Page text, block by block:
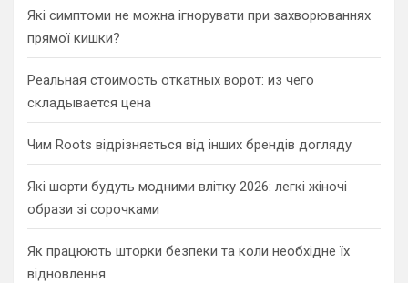
Які симптоми не можна ігнорувати при захворюваннях
прямої кишки?
Реальная стоимость откатных ворот: из чего
складывается цена
Чим Roots відрізняється від інших брендів догляду
Які шорти будуть модними влітку 2026: легкі жіночі
образи зі сорочками
Як працюють шторки безпеки та коли необхідне їх
відновлення